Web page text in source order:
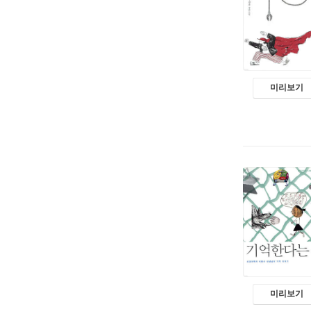
미리보기
미리보기